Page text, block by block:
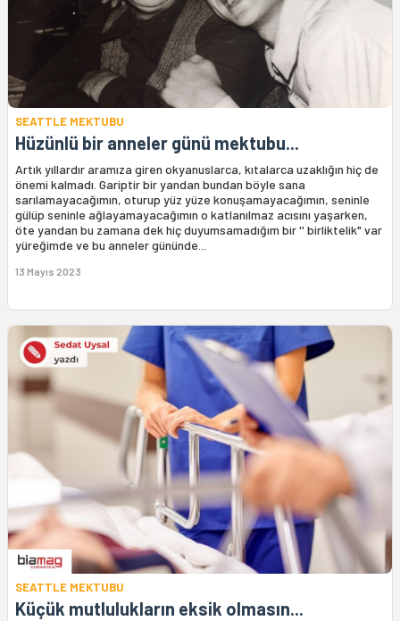
SEATTLE MEKTUBU
Hüzünlü bir anneler günü mektubu...
Artık yıllardır aramıza giren okyanuslarca, kıtalarca uzaklığın hiç de
önemi kalmadı. Gariptir bir yandan bundan böyle sana
sarılamayacağımın, oturup yüz yüze konuşamayacağımın, seninle
gülüp seninle ağlayamayacağımın o katlanılmaz acısını yaşarken,
öte yandan bu zamana dek hiç duyumsamadığım bir '' birliktelik" var
yüreğimde ve bu anneler gününde...
13 Mayıs 2023
SEATTLE MEKTUBU
Küçük mutlulukların eksik olmasın...